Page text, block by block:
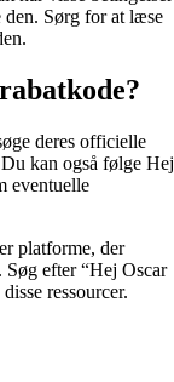
den. Sørg for at læse
deres officielle
kan også følge Hej
eventuelle
platforme, der
Søg efter “Hej Oscar
ressourcer.